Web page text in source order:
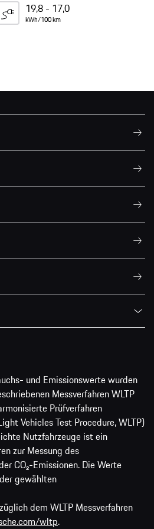
19,8 - 17,0
kWh/100 km
und Emissionswerte wurden
Messverfahren WLTP
Prüfverfahren
Vehicles Test Procedure, WLTP)
Nutzfahrzeuge ist ein
zur Messung des
CO₂-Emissionen. Die Werte
gewählten
dem WLTP Messverfahren
wltp.